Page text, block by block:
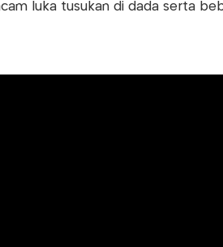
luka tusukan di dada serta